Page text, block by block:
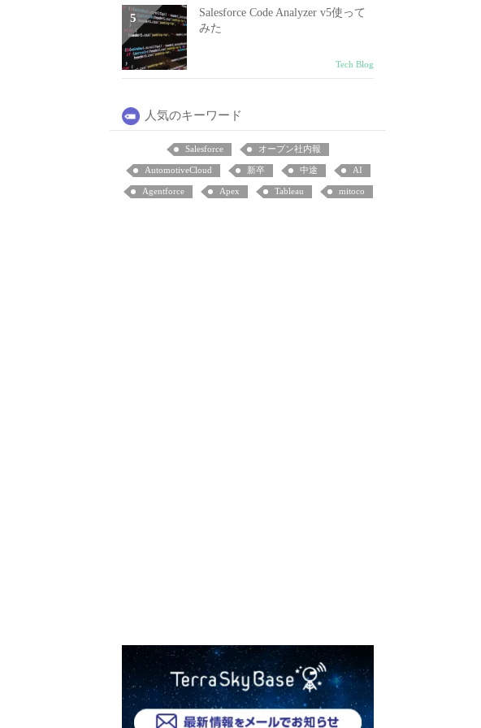
Salesforce Code Analyzer v5使って
みた
Tech Blog
人気のキーワード
Salesforce オープン社内報
AutomotiveCloud 新卒 中途 AI
Agentforce Apex Tableau mitoco